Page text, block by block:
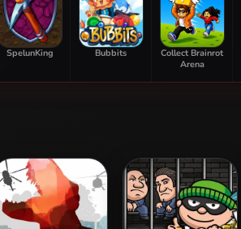
SpelunKing Bubbits
Collect Brainrot
Arena